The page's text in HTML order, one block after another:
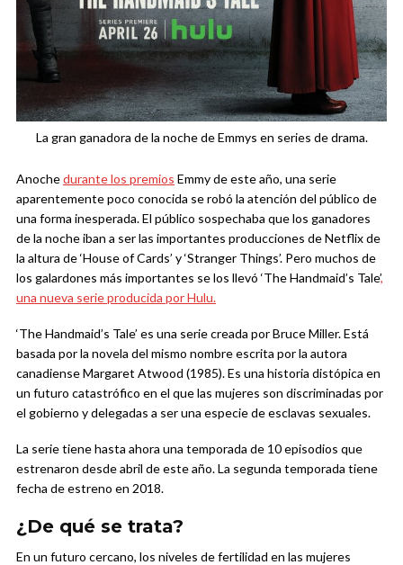
La gran ganadora de la noche de Emmys en series de drama.
Anochedurante los premios Emmy de este año, una serie
aparentemente poco conocida se robó la atención del público de
una forma inesperada. El público sospechaba que los ganadores
de la noche iban a ser las importantes producciones de Netflix de
la altura de ‘House of Cards’ y ‘Stranger Things’. Pero muchos de
los galardones más importantes se los llevó ‘The Handmaid’s Tale’,
una nueva serie producida por Hulu.
‘The Handmaid’s Tale’ es una serie creada por Bruce Miller. Está
basada por la novela del mismo nombre escrita por la autora
canadiense Margaret Atwood (1985). Es una historia distópica en
un futuro catastrófico en el que las mujeres son discriminadas por
el gobierno y delegadas a ser una especie de esclavas sexuales.
La serie tiene hasta ahora una temporada de 10 episodios que
estrenaron desde abril de este año. La segunda temporada tiene
fecha de estreno en 2018.
¿De qué se trata?
En un futuro cercano, los niveles de fertilidad en las mujeres